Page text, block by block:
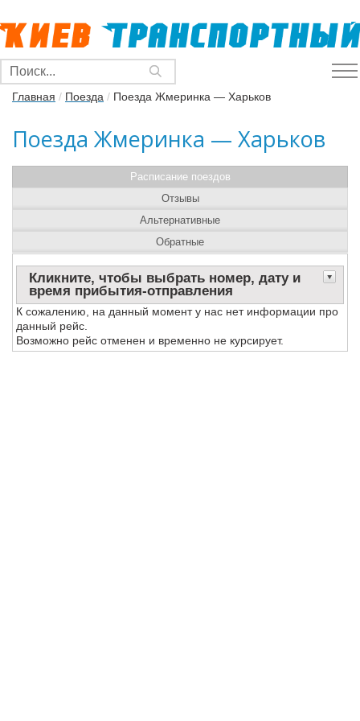
Главная / Поезда / Поезда Жмеринка — Харьков
Поезда Жмеринка — Харьков
Расписание поездов
Кликните, чтобы выбрать номер, дату и
время прибытия-отправления
К сожалению, на данный момент у нас нет информации про
данный рейс.
Возможно рейс отменен и временно не курсирует.
Отзывы
Альтернативные
Обратные